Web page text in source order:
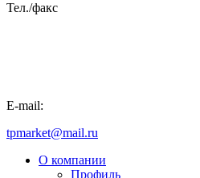
Тел./факс
E-mail:
tpmarket@mail.ru
О компании
Профиль